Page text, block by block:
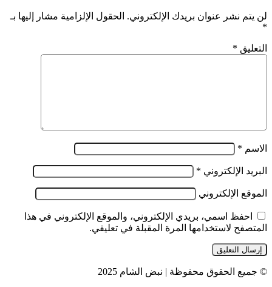
لن يتم نشر عنوان بريدك الإلكتروني. الحقول الإلزامية مشار إليها بـ
*
التعليق *
الاسم *
البريد الإلكتروني *
الموقع الإلكتروني
احفظ اسمي، بريدي الإلكتروني، والموقع الإلكتروني في هذا
المتصفح لاستخدامها المرة المقبلة في تعليقي.
© جميع الحقوق محفوظة | نبض الشام 2025